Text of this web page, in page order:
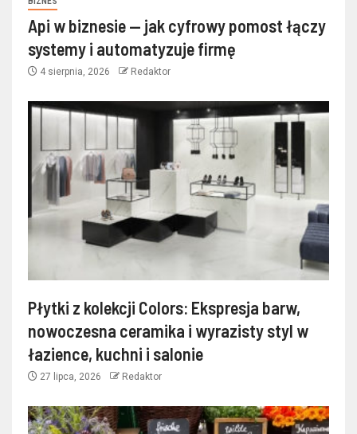
Api w biznesie — jak cyfrowy pomost łączy
systemy i automatyzuje firmę
4 sierpnia, 2026 Redaktor
Płytki z kolekcji Colors: Ekspresja barw,
nowoczesna ceramika i wyrazisty styl w
łazience, kuchni i salonie
27 lipca, 2026 Redaktor